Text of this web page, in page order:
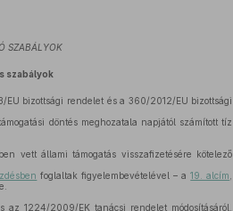
SZABÁLYOK
szabályok
bizottsági rendelet és a 360/2012/EU bizottsági
döntés meghozatala napjától számított tíz
vett állami támogatás visszafizetésére kötelező
foglaltak figyelembevételével – a19. alcím
1224/2009/EK tanácsi rendelet módosításáról,